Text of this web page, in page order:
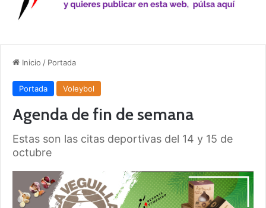
Inicio / Portada
Portada Voleybol
Agenda de fin de semana
Estas son las citas deportivas del 14 y 15 de
octubre